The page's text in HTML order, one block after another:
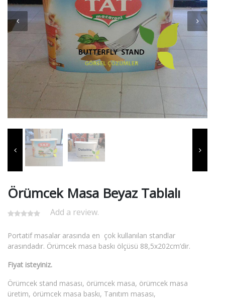
Örümcek Masa Beyaz Tablalı
Add a review.
Portatif masalar arasında en çok kullanılan standlar
arasındadır. Örümcek masa baskı ölçüsü 88,5x202cm’dir.
Fiyat isteyiniz.
Örümcek stand masası, örümcek masa, örümcek masa
üretim, örümcek masa baskı, Tanıtım masası,